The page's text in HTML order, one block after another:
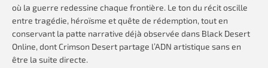
où la guerre redessine chaque frontière. Le ton du récit oscille
entre tragédie, héroïsme et quête de rédemption, tout en
conservant la patte narrative déjà observée dans Black Desert
Online, dont Crimson Desert partage l’ADN artistique sans en
être la suite directe.